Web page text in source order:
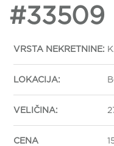
#33509
VRSTA NEKRETNINE:
LOKACIJA:
VELIČINA:
CENA